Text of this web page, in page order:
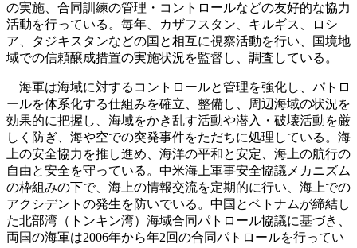
の実施、合同訓練の管理・コントロールなどの友好的な協力
活動を行っている。毎年、カザフスタン、キルギス、ロシ
ア、タジキスタンなどの国と相互に視察活動を行い、国境地
域での信頼醸成措置の実施状況を監督し、調査している。
海軍は海域に対するコントロールと管理を強化し、パトロ
ールを体系化する仕組みを確立、整備し、周辺海域の状況を
効果的に把握し、海域をかき乱す活動や潜入・破壊活動を厳
しく防ぎ、海や空での突発事件をただちに処理している。海
上の安全協力を推し進め、海洋の平和と安定、海上の航行の
自由と安全を守っている。中米海上軍事安全協議メカニズム
の枠組みの下で、海上の情報交流を定期的に行い、海上での
アクシデントの発生を防いでいる。中国とベトナムが締結し
た北部湾（トンキン湾）海域合同パトロール協議に基づき、
両国の海軍は2006年から年2回の合同パトロールを行ってい